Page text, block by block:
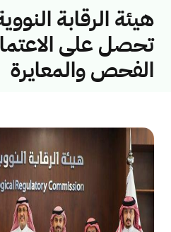
هيئة الرقابة
تحصل على
الفحص والمعايرة